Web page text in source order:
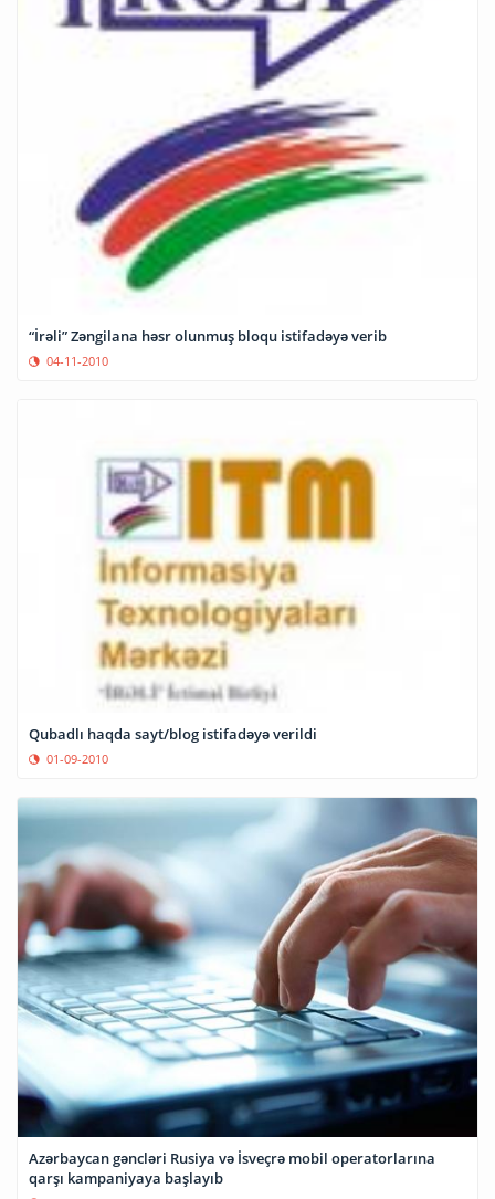
“İrəli” Zəngilana həsr olunmuş bloqu istifadəyə verib
04-11-2010
Qubadlı haqda sayt/blog istifadəyə verildi
01-09-2010
Azərbaycan gəncləri Rusiya və İsveçrə mobil operatorlarına
qarşı kampaniyaya başlayıb